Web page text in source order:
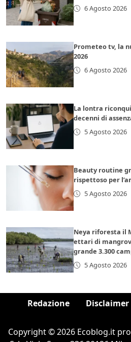
6 Agosto 2026
Prometeo tv, la
2026
6 Agosto 2026
La lontra
decenni di
5 Agosto 2026
Beauty routine
rispettoso per
5 Agosto 2026
Neya riforesta il
ettari di
grande 3.300
5 Agosto 2026
Redazione Disclaimer
Copyright © 2026 Ecoblog.it